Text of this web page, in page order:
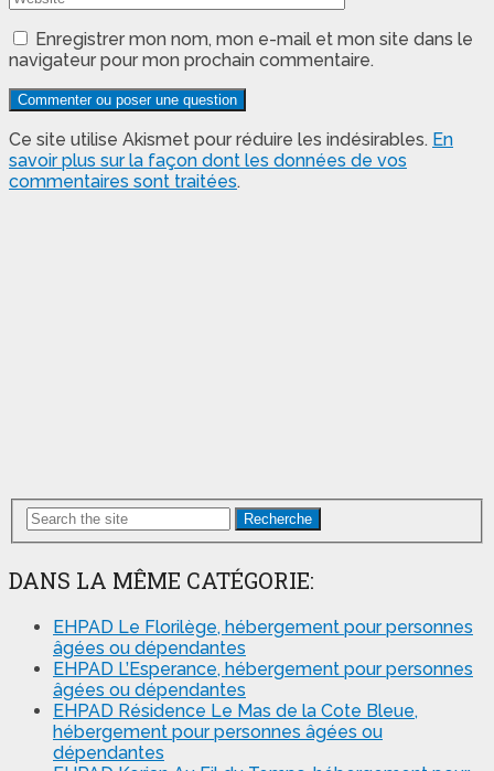
Enregistrer mon nom, mon e-mail et mon site dans le
navigateur pour mon prochain commentaire.
Ce site utilise Akismet pour réduire les indésirables. En
savoir plus sur la façon dont les données de vos
commentaires sont traitées.
Recherche
DANS LA MÊME CATÉGORIE:
EHPAD Le Florilège, hébergement pour personnes
âgées ou dépendantes
EHPAD L’Esperance, hébergement pour personnes
âgées ou dépendantes
EHPAD Résidence Le Mas de la Cote Bleue,
hébergement pour personnes âgées ou
dépendantes